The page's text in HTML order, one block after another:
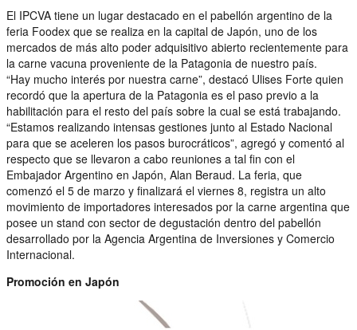
El IPCVA tiene un lugar destacado en el pabellón argentino de la
feria Foodex que se realiza en la capital de Japón, uno de los
mercados de más alto poder adquisitivo abierto recientemente para
la carne vacuna proveniente de la Patagonia de nuestro país.
“Hay mucho interés por nuestra carne”, destacó Ulises Forte quien
recordó que la apertura de la Patagonia es el paso previo a la
habilitación para el resto del país sobre la cual se está trabajando.
“Estamos realizando intensas gestiones junto al Estado Nacional
para que se aceleren los pasos burocráticos”, agregó y comentó al
respecto que se llevaron a cabo reuniones a tal fin con el
Embajador Argentino en Japón, Alan Beraud. La feria, que
comenzó el 5 de marzo y finalizará el viernes 8, registra un alto
movimiento de importadores interesados por la carne argentina que
posee un stand con sector de degustación dentro del pabellón
desarrollado por la Agencia Argentina de Inversiones y Comercio
Internacional.
Promoción en Japón